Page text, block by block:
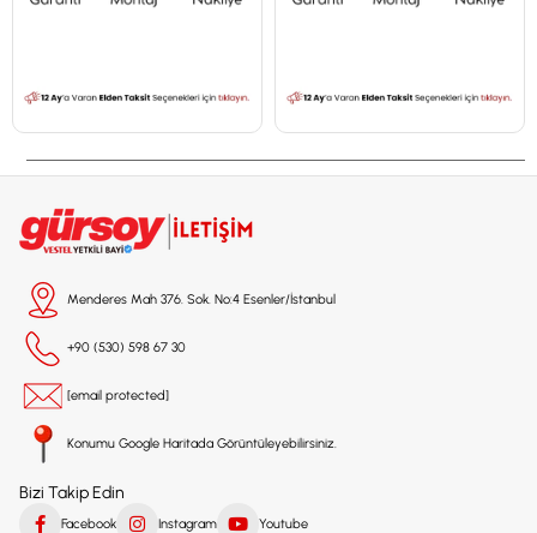
Menderes Mah 376. Sok. No:4 Esenler/İstanbul
+90 (530) 598 67 30
[email protected]
Konumu Google Haritada Görüntüleyebilirsiniz.
Bizi Takip Edin
Facebook Instagram Youtube